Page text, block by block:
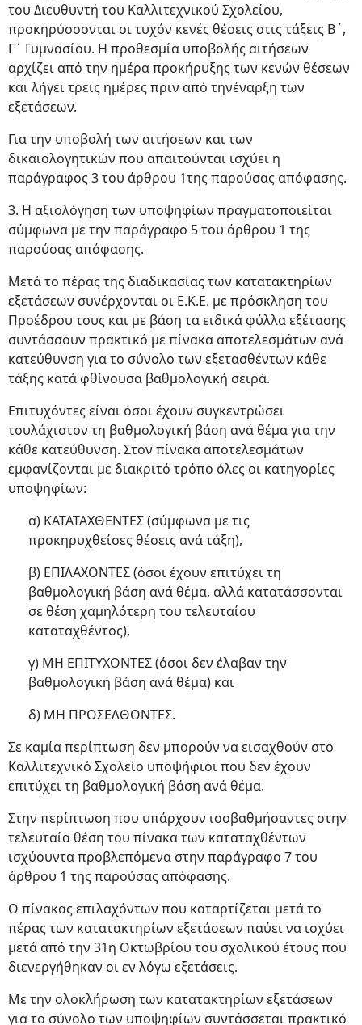
του Διευθυντή του Καλλιτεχνικού Σχολείου,
προκηρύσσονται οι τυχόν κενές θέσεις στις τάξεις Β΄,
Γ΄ Γυμνασίου. Η προθεσμία υποβολής αιτήσεων
αρχίζει από την ημέρα προκήρυξης των κενών θέσεων
και λήγει τρεις ημέρες πριν από τηνέναρξη των
εξετάσεων.
Για την υποβολή των αιτήσεων και των
δικαιολογητικών που απαιτούνται ισχύει η
παράγραφος 3 του άρθρου 1της παρούσας απόφασης.
3. Η αξιολόγηση των υποψηφίων πραγματοποιείται
σύμφωνα με την παράγραφο 5 του άρθρου 1 της
παρούσας απόφασης.
Μετά το πέρας της διαδικασίας των κατατακτηρίων
εξετάσεων συνέρχονται οι Ε.Κ.Ε. με πρόσκληση του
Προέδρου τους και με βάση τα ειδικά φύλλα εξέτασης
συντάσσουν πρακτικό με πίνακα αποτελεσμάτων ανά
κατεύθυνση για το σύνολο των εξετασθέντων κάθε
τάξης κατά φθίνουσα βαθμολογική σειρά.
Επιτυχόντες είναι όσοι έχουν συγκεντρώσει
τουλάχιστον τη βαθμολογική βάση ανά θέμα για την
κάθε κατεύθυνση. Στον πίνακα αποτελεσμάτων
εμφανίζονται με διακριτό τρόπο όλες οι κατηγορίες
υποψηφίων:
α) ΚΑΤΑΤΑΧΘΕΝΤΕΣ (σύμφωνα με τις
προκηρυχθείσες θέσεις ανά τάξη),
β) ΕΠΙΛΑΧΟΝΤΕΣ (όσοι έχουν επιτύχει τη
βαθμολογική βάση ανά θέμα, αλλά κατατάσσονται
σε θέση χαμηλότερη του τελευταίου
καταταχθέντος),
γ) ΜΗ ΕΠΙΤΥΧΟΝΤΕΣ (όσοι δεν έλαβαν την
βαθμολογική βάση ανά θέμα) και
δ) ΜΗ ΠΡΟΣΕΛΘΟΝΤΕΣ.
Σε καμία περίπτωση δεν μπορούν να εισαχθούν στο
Καλλιτεχνικό Σχολείο υποψήφιοι που δεν έχουν
επιτύχει τη βαθμολογική βάση ανά θέμα.
Στην περίπτωση που υπάρχουν ισοβαθμήσαντες στην
τελευταία θέση του πίνακα των καταταχθέντων
ισχύουντα προβλεπόμενα στην παράγραφο 7 του
άρθρου 1 της παρούσας απόφασης.
Ο πίνακας επιλαχόντων που καταρτίζεται μετά το
πέρας των κατατακτηρίων εξετάσεων παύει να ισχύει
μετά από την 31η Οκτωβρίου του σχολικού έτους που
διενεργήθηκαν οι εν λόγω εξετάσεις.
Με την ολοκλήρωση των κατατακτηρίων εξετάσεων
για το σύνολο των υποψηφίων συντάσσεται πρακτικό